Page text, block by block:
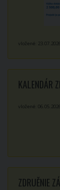
vložené:
KALENDÁR
vložené:
ZDRUĚNIE